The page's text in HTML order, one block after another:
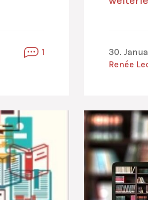
1
30.
Renée